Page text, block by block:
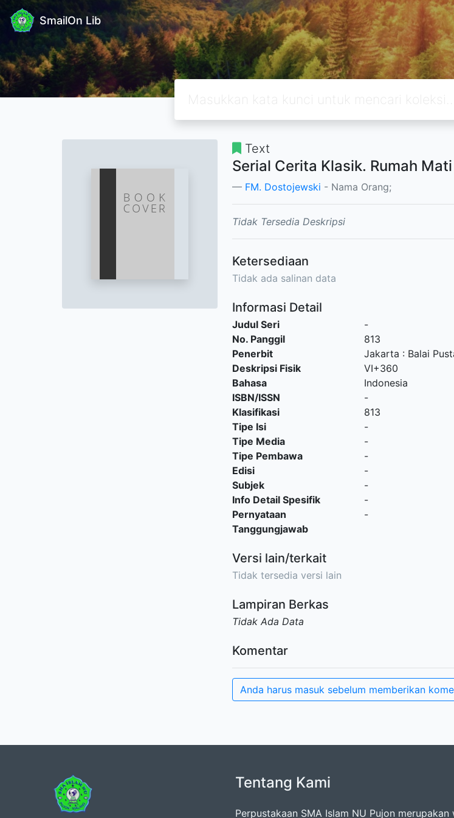
SmailOn Lib
Text
Serial Cerita Klasik. Rumah
FM. Dostojewski - Nama Orang;
Tidak Tersedia Deskripsi
Ketersediaan
Tidak ada salinan data
Informasi Detail
Judul Seri
-
No. Panggil
813
Penerbit
Jakarta : Balai
Deskripsi Fisik
VI+360
Bahasa
Indonesia
ISBN/ISSN
-
Klasifikasi
813
Tipe Isi
-
Tipe Media
-
Tipe Pembawa
-
Edisi
-
Subjek
-
Info Detail Spesifik
-
Pernyataan
Tanggungjawab
-
Versi lain/terkait
Tidak tersedia versi lain
Lampiran Berkas
Tidak Ada Data
Komentar
Anda harus masuk sebelum memberikan
Tentang Kami
Perpustakaan SMA Islam NU Pujon merupakan